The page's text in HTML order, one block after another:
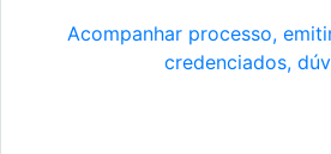
Acompanhar processo,
credenciados,